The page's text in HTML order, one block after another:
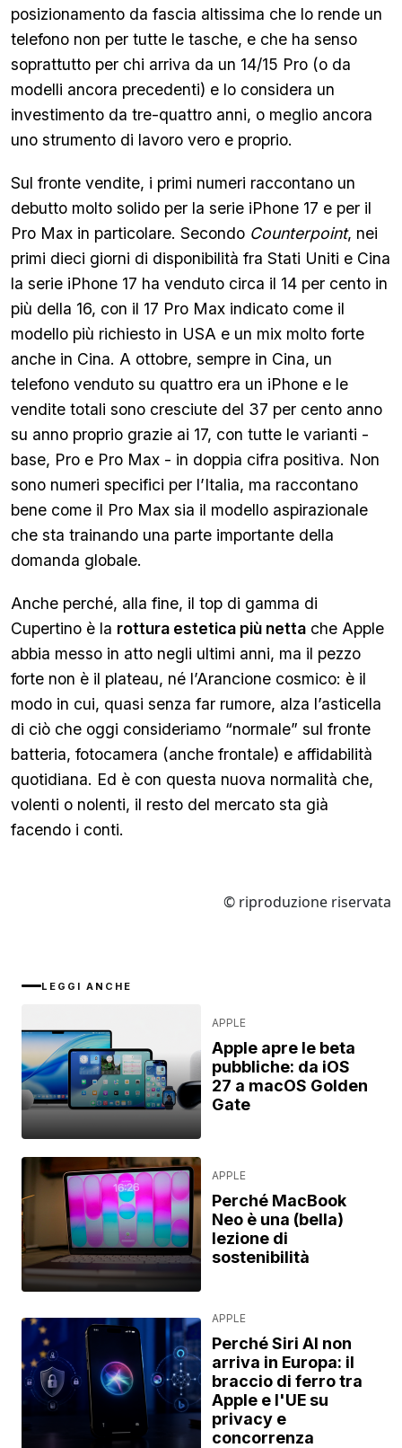
posizionamento da fascia altissima che lo rende un
telefono non per tutte le tasche, e che ha senso
soprattutto per chi arriva da un 14/15 Pro (o da
modelli ancora precedenti) e lo considera un
investimento da tre-quattro anni, o meglio ancora
uno strumento di lavoro vero e proprio.
Sul fronte vendite, i primi numeri raccontano un
debutto molto solido per la serie iPhone 17 e per il
Pro Max in particolare. Secondo Counterpoint, nei
primi dieci giorni di disponibilità fra Stati Uniti e Cina
la serie iPhone 17 ha venduto circa il 14 per cento in
più della 16, con il 17 Pro Max indicato come il
modello più richiesto in USA e un mix molto forte
anche in Cina. A ottobre, sempre in Cina, un
telefono venduto su quattro era un iPhone e le
vendite totali sono cresciute del 37 per cento anno
su anno proprio grazie ai 17, con tutte le varianti -
base, Pro e Pro Max - in doppia cifra positiva. Non
sono numeri specifici per l’Italia, ma raccontano
bene come il Pro Max sia il modello aspirazionale
che sta trainando una parte importante della
domanda globale.
Anche perché, alla fine, il top di gamma di
Cupertino è la rottura estetica più netta che Apple
abbia messo in atto negli ultimi anni, ma il pezzo
forte non è il plateau, né l’Arancione cosmico: è il
modo in cui, quasi senza far rumore, alza l’asticella
di ciò che oggi consideriamo “normale” sul fronte
batteria, fotocamera (anche frontale) e affidabilità
quotidiana. Ed è con questa nuova normalità che,
volenti o nolenti, il resto del mercato sta già
facendo i conti.
© riproduzione riservata
LEGGI ANCHE
APPLE
Apple apre le beta
pubbliche: da iOS
27 a macOS Golden
Gate
APPLE
Perché MacBook
Neo è una (bella)
lezione di
sostenibilità
APPLE
Perché Siri AI non
arriva in Europa: il
braccio di ferro tra
Apple e l'UE su
privacy e
concorrenza